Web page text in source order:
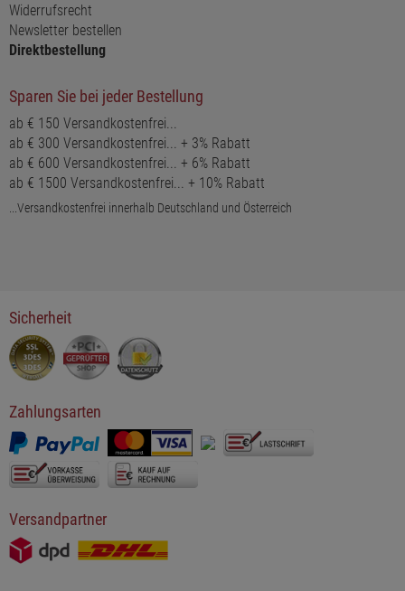
Widerrufsrecht
Newsletter bestellen
Direktbestellung
Sparen Sie bei jeder Bestellung
ab € 150 Versandkostenfrei...
ab € 300 Versandkostenfrei... + 3% Rabatt
ab € 600 Versandkostenfrei... + 6% Rabatt
ab € 1500 Versandkostenfrei... + 10% Rabatt
...Versandkostenfrei innerhalb Deutschland und Österreich
Sicherheit
Zahlungsarten
Versandpartner